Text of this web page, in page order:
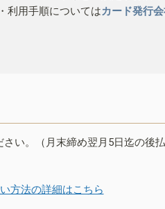
利用手順についてはカード発行
い。（月末締め翌月5日迄の後払
方法の詳細はこちら